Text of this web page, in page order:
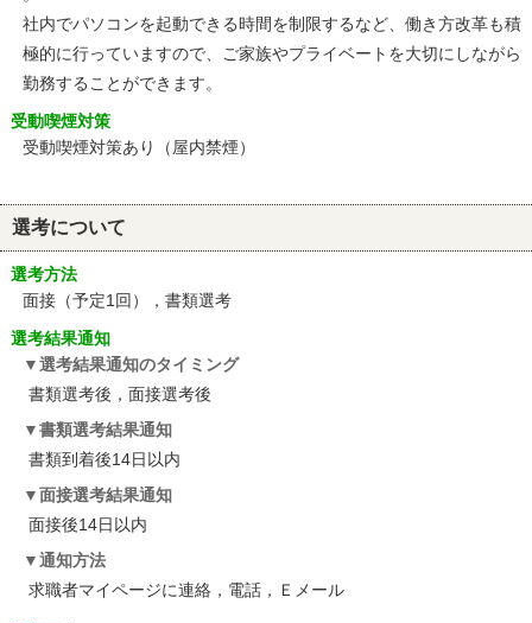
社内でパソコンを起動できる時間を制限するなど、働き方改革も積
極的に行っていますので、ご家族やプライベートを大切にしながら
勤務することができます。
受動喫煙対策
受動喫煙対策あり（屋内禁煙）
選考について
選考方法
面接（予定1回），書類選考
選考結果通知
選考結果通知のタイミング
書類選考後，面接選考後
書類選考結果通知
書類到着後14日以内
面接選考結果通知
面接後14日以内
通知方法
求職者マイページに連絡，電話，Ｅメール